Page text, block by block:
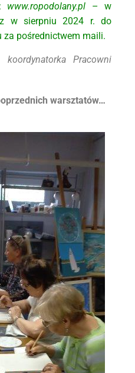
www.ropodolany.pl – w
w sierpniu 2024 r. do
za pośrednictwem maili.
koordynatorka Pracowni
warsztatów…